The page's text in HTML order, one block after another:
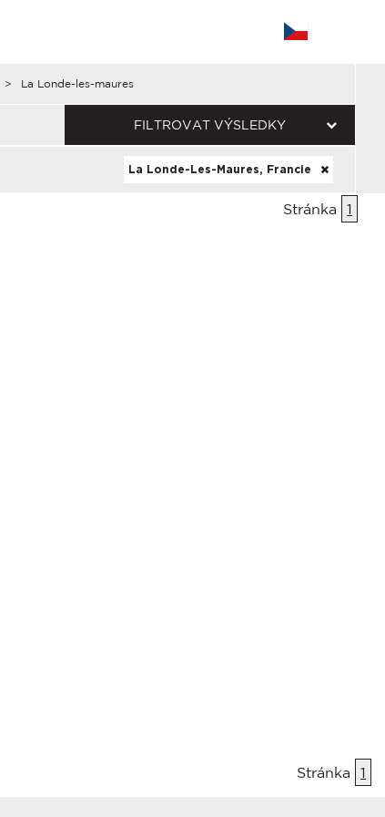
> La Londe-les-maures
FILTROVAT VÝSLEDKY
La Londe-Les-Maures, Francie
Stránka 1
Stránka 1